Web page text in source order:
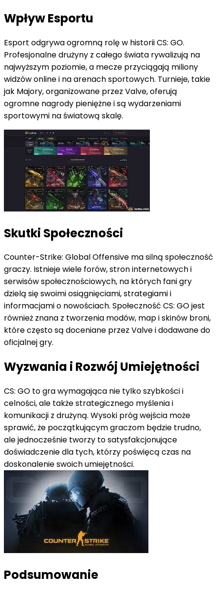
Wpływ Esportu
Esport odgrywa ogromną rolę w historii CS: GO.
Profesjonalne drużyny z całego świata rywalizują na
najwyższym poziomie, a mecze przyciągają miliony
widzów online i na arenach sportowych. Turnieje, takie
jak Majory, organizowane przez Valve, oferują
ogromne nagrody pieniężne i są wydarzeniami
sportowymi na światową skalę.
Skutki Społeczności
Counter-Strike: Global Offensive ma silną społeczność
graczy. Istnieje wiele forów, stron internetowych i
serwisów społecznościowych, na których fani gry
dzielą się swoimi osiągnięciami, strategiami i
informacjami o nowościach. Społeczność CS: GO jest
również znana z tworzenia modów, map i skinów broni,
które często są doceniane przez Valve i dodawane do
oficjalnej gry.
Wyzwania i Rozwój Umiejętności
CS: GO to gra wymagająca nie tylko szybkości i
celności, ale także strategicznego myślenia i
komunikacji z drużyną. Wysoki próg wejścia może
sprawić, że początkującym graczom będzie trudno,
ale jednocześnie tworzy to satysfakcjonujące
doświadczenie dla tych, którzy poświęcą czas na
doskonalenie swoich umiejętności.
Podsumowanie